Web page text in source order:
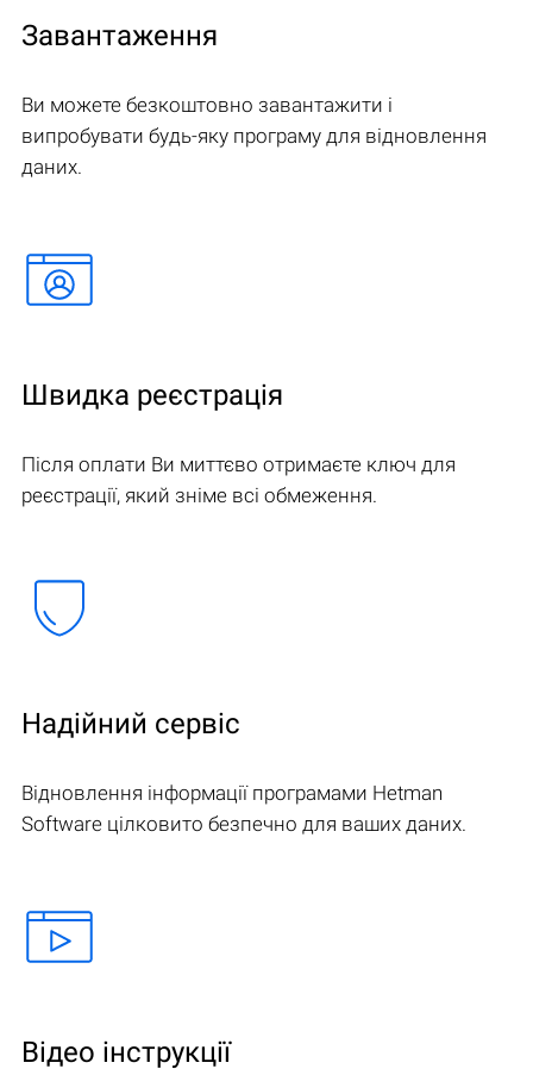
Завантаження
Ви можете безкоштовно завантажити і
випробувати будь-яку програму для відновлення
даних.
Швидка реєстрація
Після оплати Ви миттєво отримаєте ключ для
реєстрації, який зніме всі обмеження.
Надійний сервіс
Відновлення інформації програмами Hetman
Software цілковито безпечно для ваших даних.
Відео інструкції